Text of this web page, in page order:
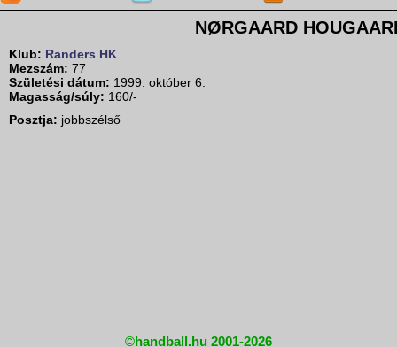
NØRGAARD
Klub: Randers HK
Mezszám: 77
Születési dátum: 1999. október 6.
Magasság/súly: 160/-
Posztja: jobbszélső
©handball.hu 2001-2026